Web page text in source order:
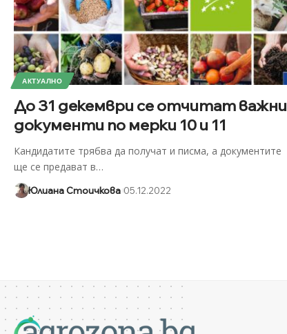
АКТУАЛНО
До 31 декември се отчитат важни
документи по мерки 10 и 11
Кандидатите трябва да получат и писма, а документите
ще се предават в…
Юлиана Стоичкова 05.12.2022